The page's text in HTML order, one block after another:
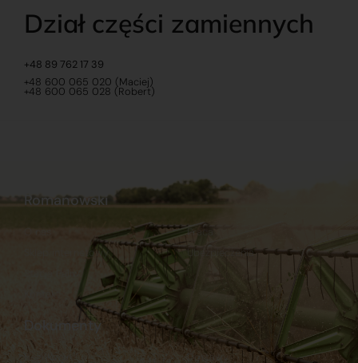
Dział części zamiennych
+48 89 762 17 39
+48 600 065 020 (Maciej)
+48 600 065 028 (Robert)
Dokumenty
Regulamin Dostawy
Romanowski
Sklep internetowy
Praca
Ubezpieczenia